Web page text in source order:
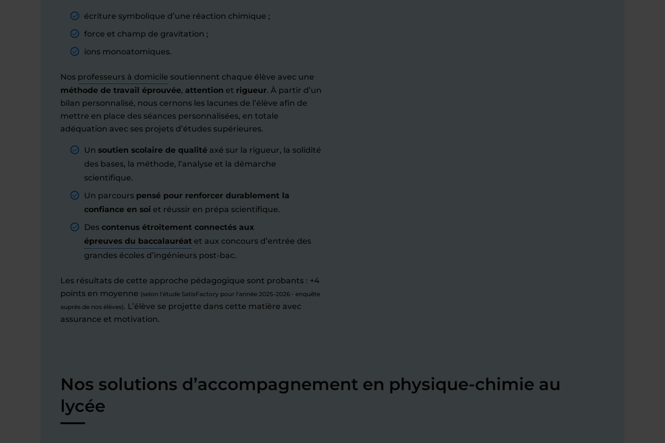
écriture symbolique d’une réaction chimique ;
force et champ de gravitation ;
ions monoatomiques.
Nos professeurs à domicile soutiennent chaque élève avec une
méthode de travail éprouvée, attention et rigueur. À partir d’un
bilan personnalisé, nous cernons les lacunes de l’élève afin de
mettre en place des séances personnalisées, en totale
adéquation avec ses projets d’études supérieures.
Un soutien scolaire de qualité axé sur la rigueur, la solidité
des bases, la méthode, l’analyse et la démarche
scientifique.
Un parcours pensé pour renforcer durablement la
confiance en soi et réussir en prépa scientifique.
Des contenus étroitement connectés aux
épreuves du baccalauréat et aux concours d’entrée des
grandes écoles d’ingénieurs post-bac.
Les résultats de cette approche pédagogique sont probants : +4
points en moyenne (selon l’étude SatisFactory pour l'année 2025-2026 - enquête
auprès de nos élèves). L’élève se projette dans cette matière avec
assurance et motivation.
Nos solutions d’accompagnement en physique-chimie au
lycée